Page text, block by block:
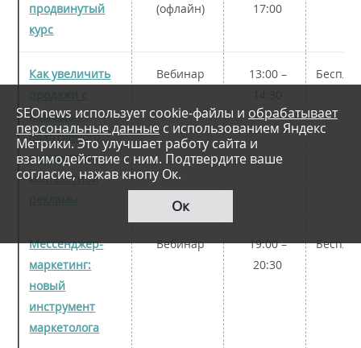
продвинутый
курс
(офлайн) 17:00
Как увеличить
помощью
адаптивного
контента и
контекстной
Вебинар
13:00 –
Мессенджер-
маркетинг:
новый
инструмент
маркетолога
Вебинар
19:00 –
20:30
SEOnews использует cookie-файлы и обрабатывает
персональные данные с использованием Яндекс
Метрики. Это улучшает работу сайта и
взаимодействие с ним. Подтвердите ваше
согласие, нажав кнопу Ок.
Ок